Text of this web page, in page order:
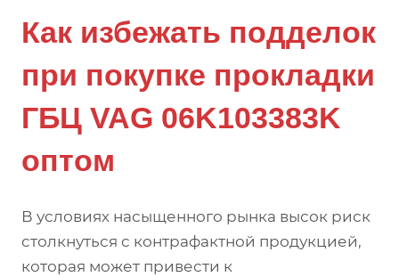
Как избежать подделок
при покупке прокладки
ГБЦ VAG 06K103383K
оптом
В условиях насыщенного рынка высок риск
столкнуться с контрафактной продукцией,
которая может привести к